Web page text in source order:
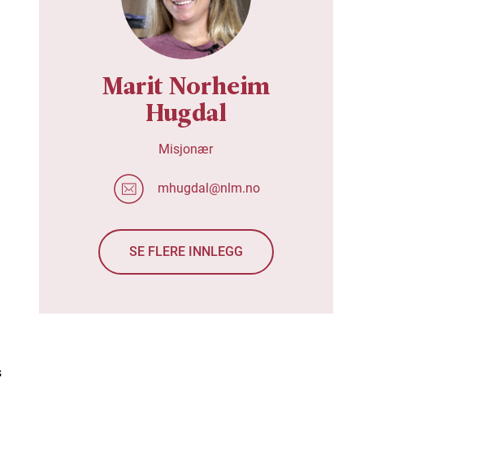
Marit Norheim
Hugdal
Misjonær
mhugdal@nlm.no
SE FLERE INNLEGG